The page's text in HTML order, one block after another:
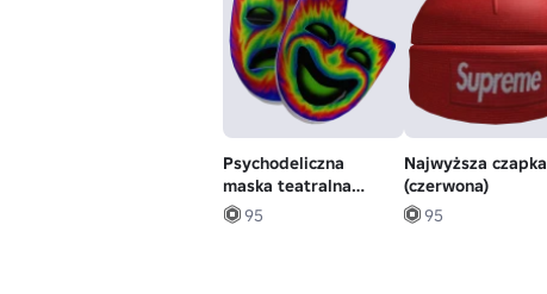
Psychodeliczna
maska teatralna
Jester
95
Najwyższa czapka
(czerwona)
95